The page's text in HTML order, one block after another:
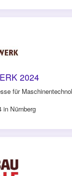
2024
für
in Nürnberg